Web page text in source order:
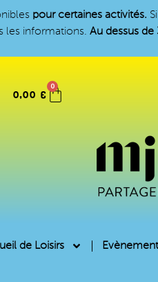
pour certaines activités.
les informations. Au dessus de
0,00 €
0
de Loisirs